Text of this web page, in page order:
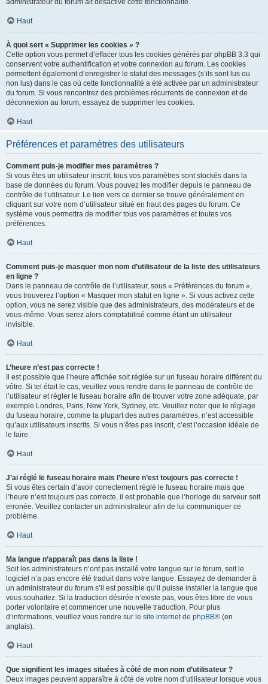
administrateur du forum ait désactivé cette fonctionnalité.
Haut
À quoi sert « Supprimer les cookies » ?
Cette option vous permet d’effacer tous les cookies générés par phpBB 3.3 qui
conservent votre authentification et votre connexion au forum. Les cookies
permettent également d’enregistrer le statut des messages (s’ils sont lus ou
non lus) dans le cas où cette fonctionnalité a été activée par un administrateur
du forum. Si vous rencontrez des problèmes récurrents de connexion et de
déconnexion au forum, essayez de supprimer les cookies.
Haut
Préférences et paramètres des utilisateurs
Comment puis-je modifier mes paramètres ?
Si vous êtes un utilisateur inscrit, tous vos paramètres sont stockés dans la
base de données du forum. Vous pouvez les modifier depuis le panneau de
contrôle de l’utilisateur. Le lien vers ce dernier se trouve généralement en
cliquant sur votre nom d’utilisateur situé en haut des pages du forum. Ce
système vous permettra de modifier tous vos paramètres et toutes vos
préférences.
Haut
Comment puis-je masquer mon nom d’utilisateur de la liste des utilisateurs
en ligne ?
Dans le panneau de contrôle de l’utilisateur, sous « Préférences du forum »,
vous trouverez l’option « Masquer mon statut en ligne ». Si vous activez cette
option, vous ne serez visible que des administrateurs, des modérateurs et de
vous-même. Vous serez alors comptabilisé comme étant un utilisateur
invisible.
Haut
L’heure n’est pas correcte !
Il est possible que l’heure affichée soit réglée sur un fuseau horaire différent du
vôtre. Si tel était le cas, veuillez vous rendre dans le panneau de contrôle de
l’utilisateur et régler le fuseau horaire afin de trouver votre zone adéquate, par
exemple Londres, Paris, New York, Sydney, etc. Veuillez noter que le réglage
du fuseau horaire, comme la plupart des autres paramètres, n’est accessible
qu’aux utilisateurs inscrits. Si vous n’êtes pas inscrit, c’est l’occasion idéale de
le faire.
Haut
J’ai réglé le fuseau horaire mais l’heure n’est toujours pas correcte !
Si vous êtes certain d’avoir correctement réglé le fuseau horaire mais que
l’heure n’est toujours pas correcte, il est probable que l’horloge du serveur soit
erronée. Veuillez contacter un administrateur afin de lui communiquer ce
problème.
Haut
Ma langue n’apparaît pas dans la liste !
Soit les administrateurs n’ont pas installé votre langue sur le forum, soit le
logiciel n’a pas encore été traduit dans votre langue. Essayez de demander à
un administrateur du forum s’il est possible qu’il puisse installer la langue que
vous souhaitez. Si la traduction désirée n’existe pas, vous êtes libre de vous
porter volontaire et commencer une nouvelle traduction. Pour plus
d’informations, veuillez vous rendre sur le site internet de phpBB® (en
anglais).
Haut
Que signifient les images situées à côté de mon nom d’utilisateur ?
Deux images peuvent apparaître à côté de votre nom d’utilisateur lorsque vous